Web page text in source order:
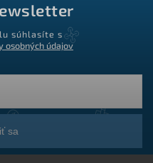
súhlasíte s
osobných údajov
sa